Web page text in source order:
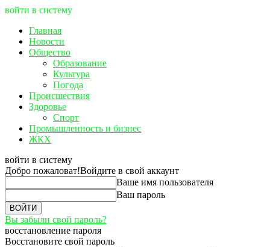
войти в систему
Главная
Новости
Общество
Образование
Культура
Погода
Происшествия
Здоровье
Спорт
Промышленность и бизнес
ЖКХ
войти в систему
Добро пожаловат!Войдите в свой аккаунт
Ваше имя пользователя
Ваш пароль
Вы забыли свой пароль?
восстановление пароля
Восстановите свой пароль